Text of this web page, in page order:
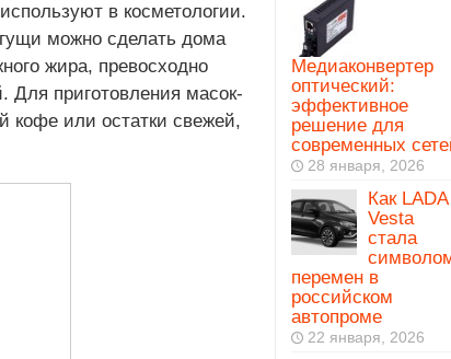
в косметологии.
можно сделать дома
жира, превосходно
Для приготовления масок-
кофе или остатки свежей,
Медиаконвертер
оптический:
эффективное
решение для
современных
28 января, 2026
Как LADA
Vesta
стала
перемен в
российском
автопроме
22 января, 2026